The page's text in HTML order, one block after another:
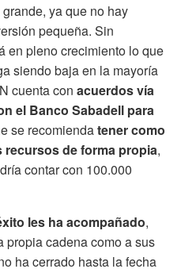
ya que no hay
pequeña. Sin
en pleno crecimiento lo que
siendo baja en la mayoría
cuenta con acuerdos vía
el Banco Sabadell para
se recomiendatener como
recursos de forma propia,
contar con 100.000
les ha acompañado,
propia cadena como a sus
ha cerrado hasta la fecha